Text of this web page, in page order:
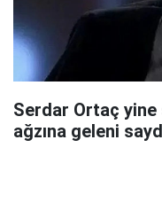
Serdar Ortaç
ağzına geleni